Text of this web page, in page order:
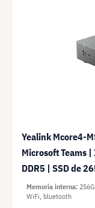
Yealink Mcore4-
Microsoft Teams
DDR5 | SSD de
Memoria interna
WiFi, bluetooth